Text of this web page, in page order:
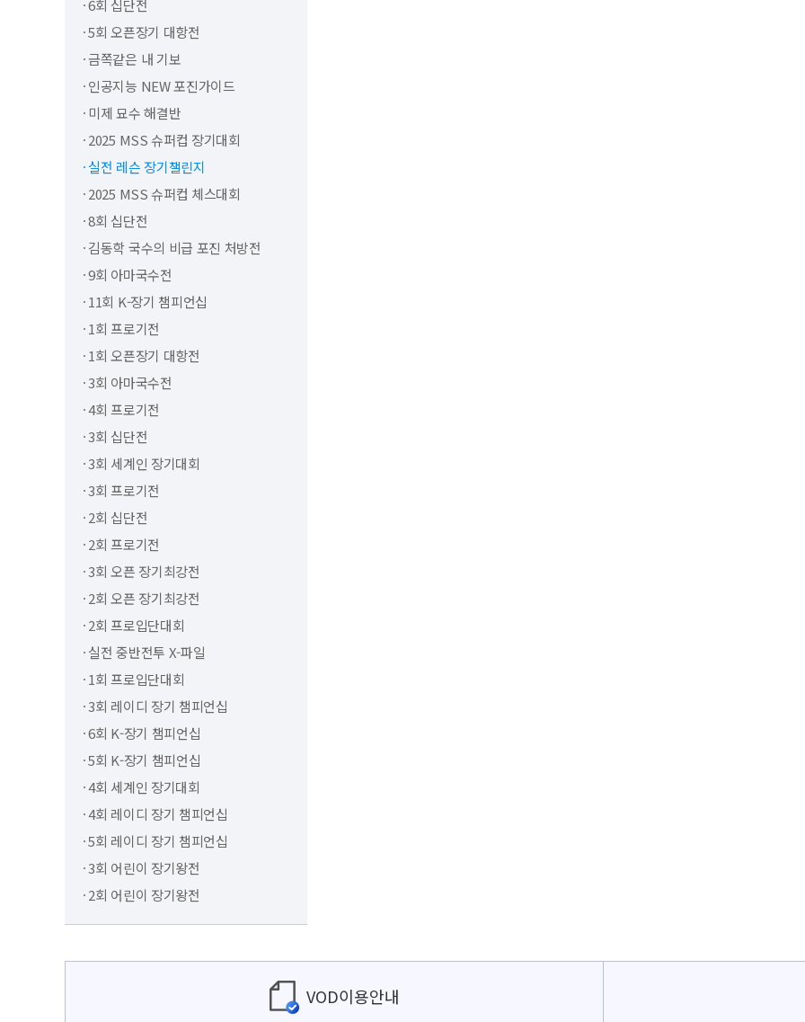
6회 십단전
5회 오픈장기 대항전
금쪽같은 내 기보
인공지능 NEW 포진가이드
미제 묘수 해결반
2025 MSS 슈퍼컵 장기대회
실전 레슨 장기챌린지
2025 MSS 슈퍼컵 체스대회
8회 십단전
김동학 국수의 비급 포진 처방전
9회 아마국수전
11회 K-장기 챔피언십
1회 프로기전
1회 오픈장기 대항전
3회 아마국수전
4회 프로기전
3회 십단전
3회 세계인 장기대회
3회 프로기전
2회 십단전
2회 프로기전
3회 오픈 장기최강전
2회 오픈 장기최강전
2회 프로입단대회
실전 중반전투 X-파일
1회 프로입단대회
3회 레이디 장기 챔피언십
6회 K-장기 챔피언십
5회 K-장기 챔피언십
4회 세계인 장기대회
4회 레이디 장기 챔피언십
5회 레이디 장기 챔피언십
3회 어린이 장기왕전
2회 어린이 장기왕전
VOD이용안내